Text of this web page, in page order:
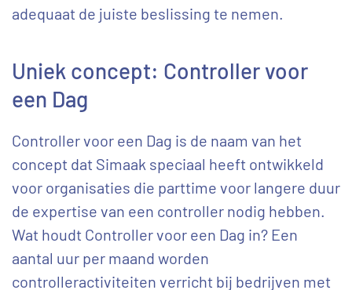
adequaat de juiste beslissing te nemen.
Uniek concept: Controller voor
een Dag
Controller voor een Dag is de naam van het
concept dat Simaak speciaal heeft ontwikkeld
voor organisaties die parttime voor langere duur
de expertise van een controller nodig hebben.
Wat houdt Controller voor een Dag in? Een
aantal uur per maand worden
controlleractiviteiten verricht bij bedrijven met